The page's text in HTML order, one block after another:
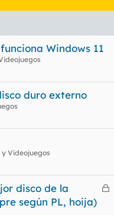
Windows 11
duro externo
Videojuegos
C
disco de la
según PL, hoija)